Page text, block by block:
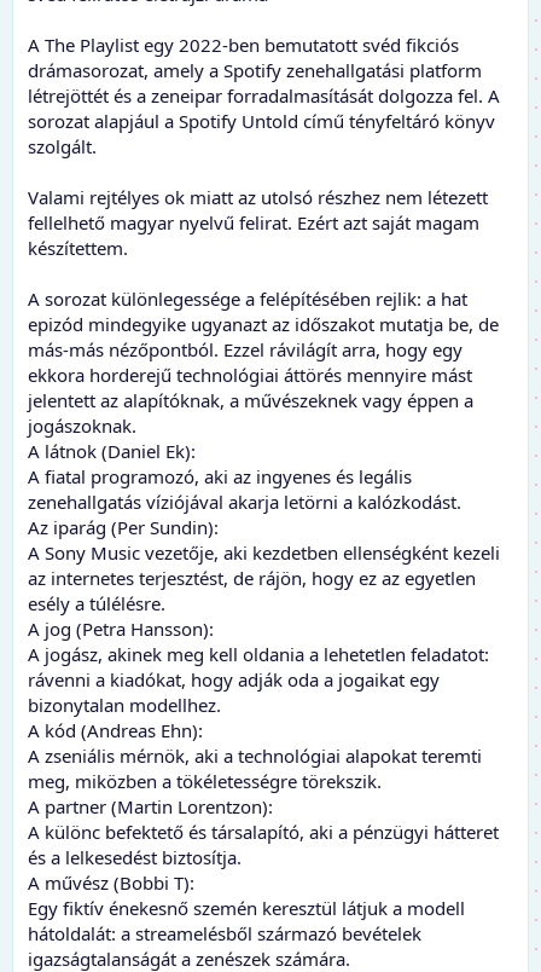
A The Playlist egy 2022-ben bemutatott svéd fikciós
drámasorozat, amely a Spotify zenehallgatási platform
létrejöttét és a zeneipar forradalmasítását dolgozza fel. A
sorozat alapjául a Spotify Untold című tényfeltáró könyv
szolgált.
Valami rejtélyes ok miatt az utolsó részhez nem létezett
fellelhető magyar nyelvű felirat. Ezért azt saját magam
készítettem.
A sorozat különlegessége a felépítésében rejlik: a hat
epizód mindegyike ugyanazt az időszakot mutatja be, de
más-más nézőpontból. Ezzel rávilágít arra, hogy egy
ekkora horderejű technológiai áttörés mennyire mást
jelentett az alapítóknak, a művészeknek vagy éppen a
jogászoknak.
A látnok (Daniel Ek):
A fiatal programozó, aki az ingyenes és legális
zenehallgatás víziójával akarja letörni a kalózkodást.
Az iparág (Per Sundin):
A Sony Music vezetője, aki kezdetben ellenségként kezeli
az internetes terjesztést, de rájön, hogy ez az egyetlen
esély a túlélésre.
A jog (Petra Hansson):
A jogász, akinek meg kell oldania a lehetetlen feladatot:
rávenni a kiadókat, hogy adják oda a jogaikat egy
bizonytalan modellhez.
A kód (Andreas Ehn):
A zseniális mérnök, aki a technológiai alapokat teremti
meg, miközben a tökéletességre törekszik.
A partner (Martin Lorentzon):
A különc befektető és társalapító, aki a pénzügyi hátteret
és a lelkesedést biztosítja.
A művész (Bobbi T):
Egy fiktív énekesnő szemén keresztül látjuk a modell
hátoldalát: a streamelésből származó bevételek
igazságtalanságát a zenészek számára.